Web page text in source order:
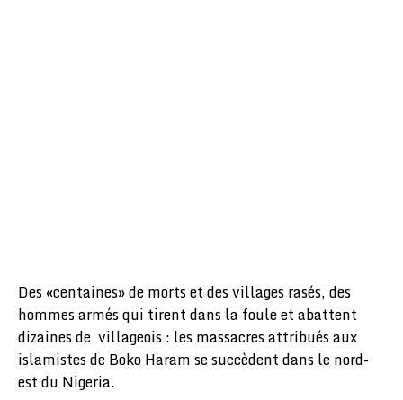
Des «centaines» de morts et des villages rasés, des
hommes armés qui tirent dans la foule et abattent
dizaines de villageois : les massacres attribués aux
islamistes de Boko Haram se succèdent dans le nord-
est du Nigeria.